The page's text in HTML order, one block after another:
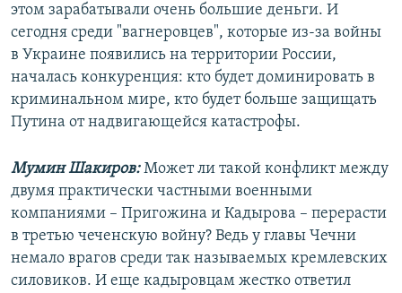
этом зарабатывали очень большие деньги. И
сегодня среди "вагнеровцев", которые из-за войны
в Украине появились на территории России,
началась конкуренция: кто будет доминировать в
криминальном мире, кто будет больше защищать
Путина от надвигающейся катастрофы.
Мумин Шакиров:Может ли такой конфликт между
двумя практически частными военными
компаниями – Пригожина и Кадырова – перерасти
в третью чеченскую войну? Ведь у главы Чечни
немало врагов среди так называемых кремлевских
силовиков. И еще кадыровцам жестко ответил